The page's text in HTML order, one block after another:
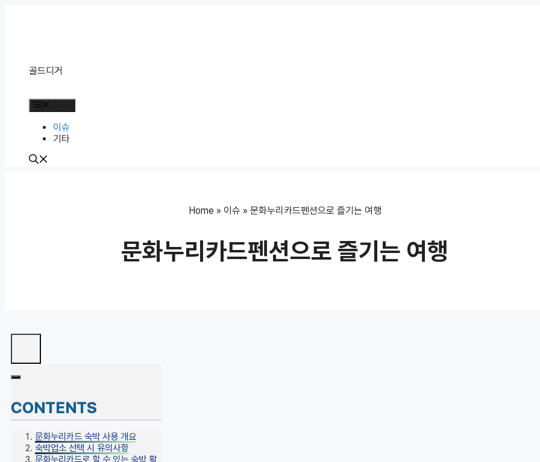
골드디거
이슈
기타
Home » 이슈 » 문화누리카드펜션으로 즐기는 여행
문화누리카드펜션으로 즐기는 여행
CONTENTS
문화누리카드 숙박 사용 개요
숙박업소 선택 시 유의사항
문화누리카드로 할 수 있는 숙박 활